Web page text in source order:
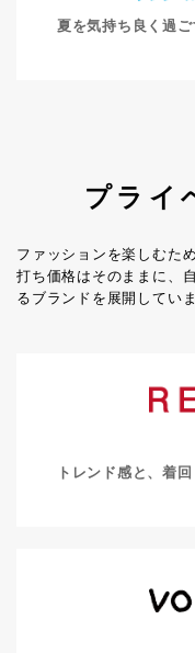
夏を気持ち良く過ご
プライ
ファッションを楽しむた
打ち価格はそのままに、
るブランドを展開していま
トレンド感と、着回